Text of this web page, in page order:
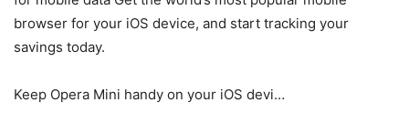
browser for your iOS device, and start tracking your
savings today.
Keep Opera Mini handy on your iOS devi…